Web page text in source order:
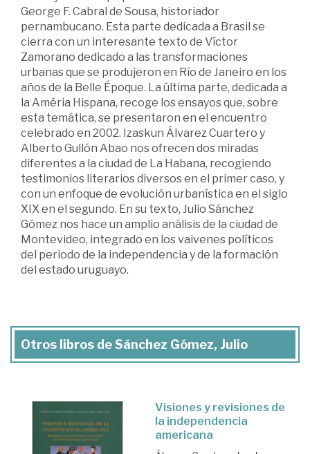
George F. Cabral de Sousa, historiador
pernambucano. Esta parte dedicada a Brasil se
cierra con un interesante texto de Víctor
Zamorano dedicado a las transformaciones
urbanas que se produjeron en Río de Janeiro en los
años de la Belle Époque. La última parte, dedicada a
la Améria Hispana, recoge los ensayos que, sobre
esta temática, se presentaron en el encuentro
celebrado en 2002. Izaskun Álvarez Cuartero y
Alberto Gullón Abao nos ofrecen dos miradas
diferentes a la ciudad de La Habana, recogiendo
testimonios literarios diversos en el primer caso, y
con un enfoque de evolución urbanística en el siglo
XIX en el segundo. En su texto, Julio Sánchez
Gómez nos hace un amplio análisis de la ciudad de
Montevideo, integrado en los vaivenes políticos
del periodo de la independencia y de la formación
del estado uruguayo.
Otros libros de Sánchez Gómez, Julio
Visiones y revisiones de
la independencia
americana